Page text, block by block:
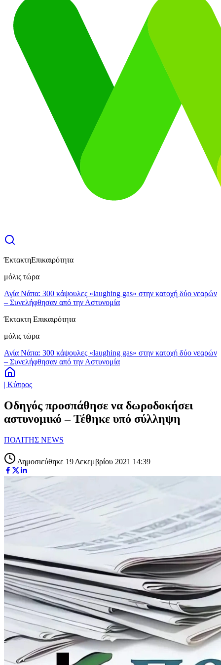
ΈκτακτηΕπικαιρότητα
μόλις τώρα
Αγία Νάπα: 300 κάψουλες «laughing gas» στην κατοχή δύο νεαρών
– Συνελήφθησαν από την Αστυνομία
Έκτακτη Επικαιρότητα
μόλις τώρα
Αγία Νάπα: 300 κάψουλες «laughing gas» στην κατοχή δύο νεαρών
– Συνελήφθησαν από την Αστυνομία
| Κύπρος
Οδηγός προσπάθησε να δωροδοκήσει
αστυνομικό – Τέθηκε υπό σύλληψη
ΠΟΛΙΤΗΣ NEWS
Δημοσιεύθηκε 19 Δεκεμβρίου 2021 14:39